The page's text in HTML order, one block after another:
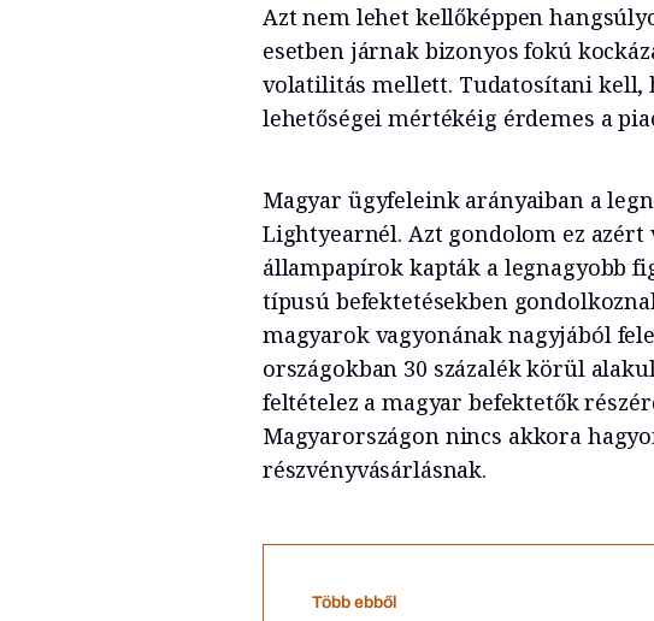
Azt nem lehet kellőképpen
esetben járnak bizonyos fokú
volatilitás mellett. Tudatosítani kell,
lehetőségei mértékéig érdemes a
Magyar ügyfeleink arányaiban a
Lightyearnél. Azt gondolom ez azért
állampapírok kapták a legnagyobb
típusú befektetésekben
magyarok vagyonának nagyjából
országokban 30 százalék körül
feltételez a magyar befektetők
Magyarországon nincs akkora
részvényvásárlásnak.
Több ebből